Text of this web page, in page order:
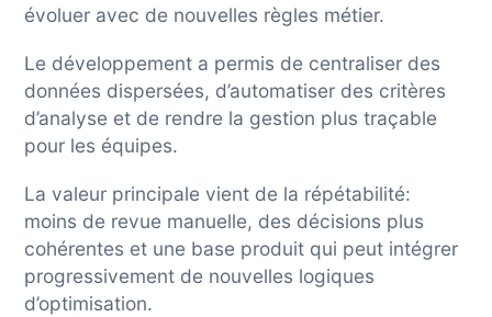
évoluer avec de nouvelles règles métier.
Le développement a permis de centraliser des
données dispersées, d’automatiser des critères
d’analyse et de rendre la gestion plus traçable
pour les équipes.
La valeur principale vient de la répétabilité:
moins de revue manuelle, des décisions plus
cohérentes et une base produit qui peut intégrer
progressivement de nouvelles logiques
d’optimisation.